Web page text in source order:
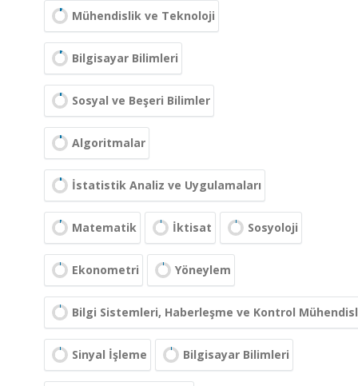
Mühendislik ve Teknoloji
Bilgisayar Bilimleri
Sosyal ve Beşeri Bilimler
Algoritmalar
İstatistik Analiz ve Uygulamaları
Matematik İktisat Sosyoloji
Ekonometri Yöneylem
Bilgi Sistemleri, Haberleşme ve Kontrol
Sinyal İşleme Bilgisayar Bilimleri